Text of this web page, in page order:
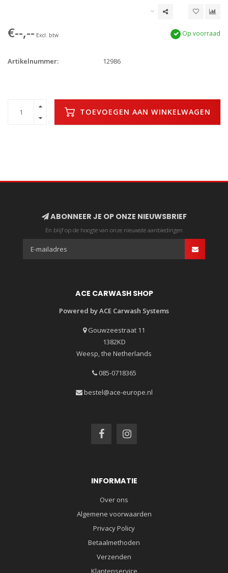
€--,-- Excl. btw Op voorraad
Artikelnummer: 12986
TOEVOEGEN AAN WINKELWAGEN
ABONNEER JE OP ONZE NIEUWSBRIEF
En blijf op de hoogte van onze nieuwste aanbiedingen
ACE CARWASH SHOP
Powered by ACE Carwash Systems
Gouwzeestraat 11
1382KD
Weesp, the Netherlands
085-0718365
bestel@ace-europe.nl
INFORMATIE
Over ons
Algemene voorwaarden
Privacy Policy
Betaalmethoden
Verzenden
Klantenservice